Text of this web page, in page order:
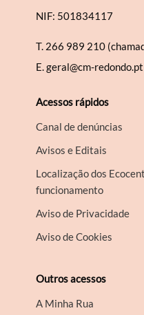
NIF: 501834117
T. 266 989 210
E.geral@cm-redondo.pt
Acessos rápidos
Canal de denúncias
Avisos e Editais
Localização dos
funcionamento
Aviso de Privacidade
Aviso de Cookies
Outros acessos
A Minha Rua